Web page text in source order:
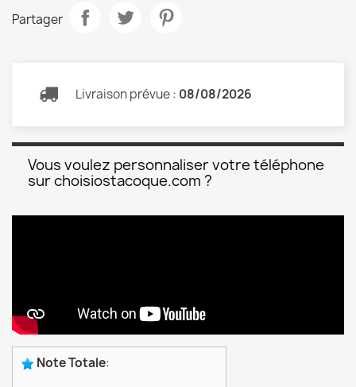
Partager
Livraison prévue : 08/08/2026
Vous voulez personnaliser votre téléphone
sur choisiostacoque.com ?
Note Totale: